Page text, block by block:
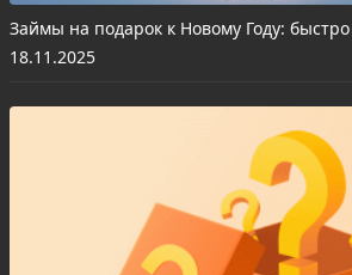
Займы на подарок к Новому Году:
18.11.2025